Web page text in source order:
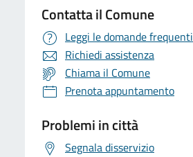
Contatta il Comune
Leggi le domande frequenti
Richiedi assistenza
Chiama il Comune
Prenota appuntamento
Problemi in città
Segnala disservizio